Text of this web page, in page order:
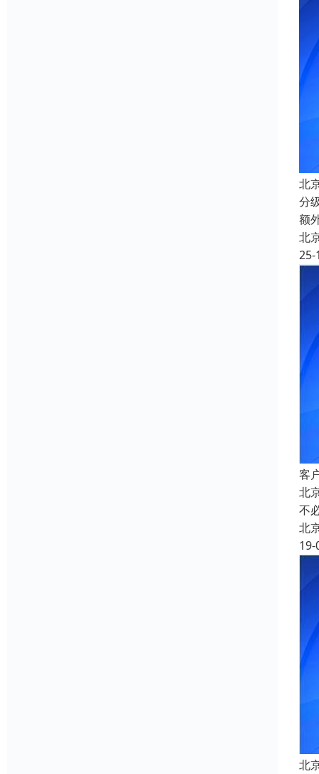
北
分
额
北
25-
客
北
不
北
19-
北